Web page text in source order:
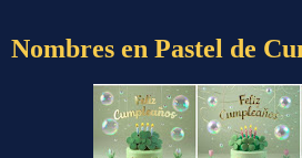
Nombres en Pastel de